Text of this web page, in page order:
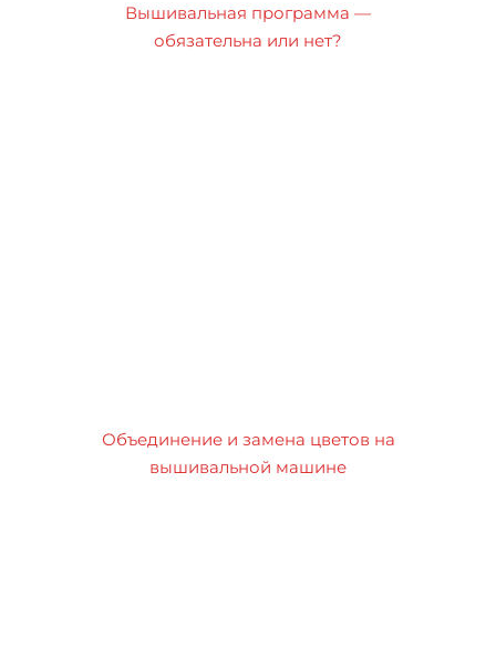
Вышивальная программа —
обязательна или нет?
Объединение и замена цветов на
вышивальной машине